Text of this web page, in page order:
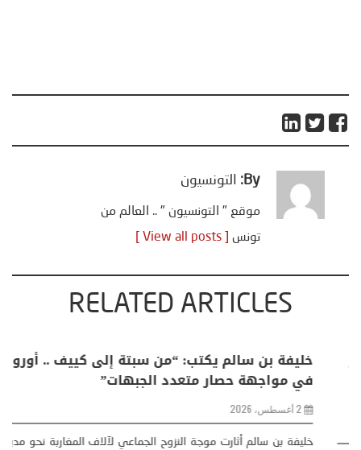
By: التونسيون
موقع " التونسيون " .. العالم من
تونس
RELATED ARTICLES
منذر بالضيافي يكتب حول: التغيرات المناخية: اكثر
من ظاهرة طبيعية .. تحول اجتماعي وحضاري (
مقاربة سوسيولوجية )